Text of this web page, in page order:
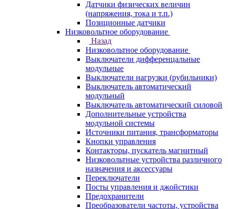
Датчики физических величин
(напряжения, тока и т.п.)
Позиционные датчики
Низковольтное оборудование
Назад
Низковольтное оборудование
Выключатели дифференцальные
модульные
Выключатели нагрузки (рубильники)
Выключатель автоматический
модульный
Выключатель автоматический силовой
Дополнительные устройства
модульной системы
Источники питания, трансформаторы
Кнопки управления
Контакторы, пускатель магнитный
Низковольтные устройства различного
назначения и аксессуары
Переключатели
Посты управления и джойстики
Предохранители
Преобразователи частоты, устройства